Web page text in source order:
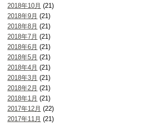
2018年10月 (21)
2018年9月 (21)
2018年8月 (21)
2018年7月 (21)
2018年6月 (21)
2018年5月 (21)
2018年4月 (21)
2018年3月 (21)
2018年2月 (21)
2018年1月 (21)
2017年12月 (22)
2017年11月 (21)